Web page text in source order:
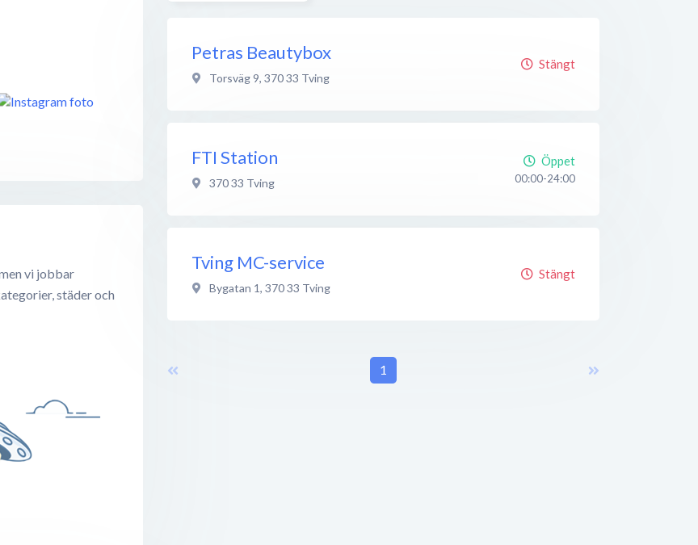
vi jobbar
städer och
Petras Beautybox
Torsväg 9, 370 33 Tving
Stängt
FTI Station
370 33 Tving
Öppet
00:00-24:00
Tving MC-service
Bygatan 1, 370 33 Tving
Stängt
1